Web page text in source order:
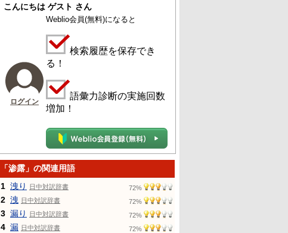
こんにちは ゲスト さん
ログイン
Weblio会員(無料)になると
検索履歴を保存でき
る！
語彙力診断の実施回数
増加！
「渗露」の関連用語
1 洩り 日中対訳辞書 72%
2 洩 日中対訳辞書 72%
3 漏り 日中対訳辞書 72%
4 漏 日中対訳辞書 72%